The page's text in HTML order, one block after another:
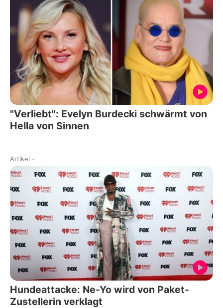
"Verliebt": Evelyn Burdecki schwärmt von
Hella von Sinnen
Artikel -
Hundeattacke: Ne-Yo wird von Paket-
Zustellerin verklagt